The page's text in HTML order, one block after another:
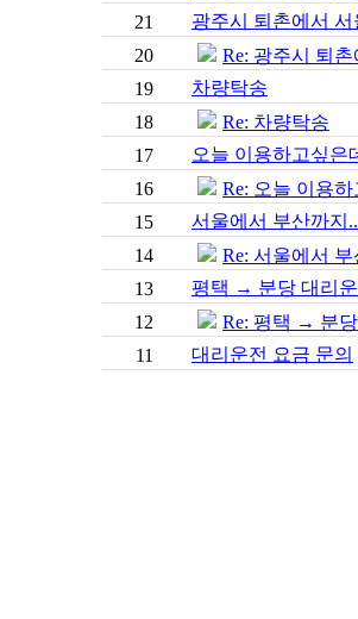
21
광주시 퇴촌에서
20
Re: 광주시 퇴
19
차량탁송
18
Re: 차량탁송
17
오늘 이용하고싶은
16
Re: 오늘 이용
15
서울에서 부산까지
14
Re: 서울에서
13
평택 → 분당 대리
12
Re: 평택 → 분
11
대리운전 요금 문의